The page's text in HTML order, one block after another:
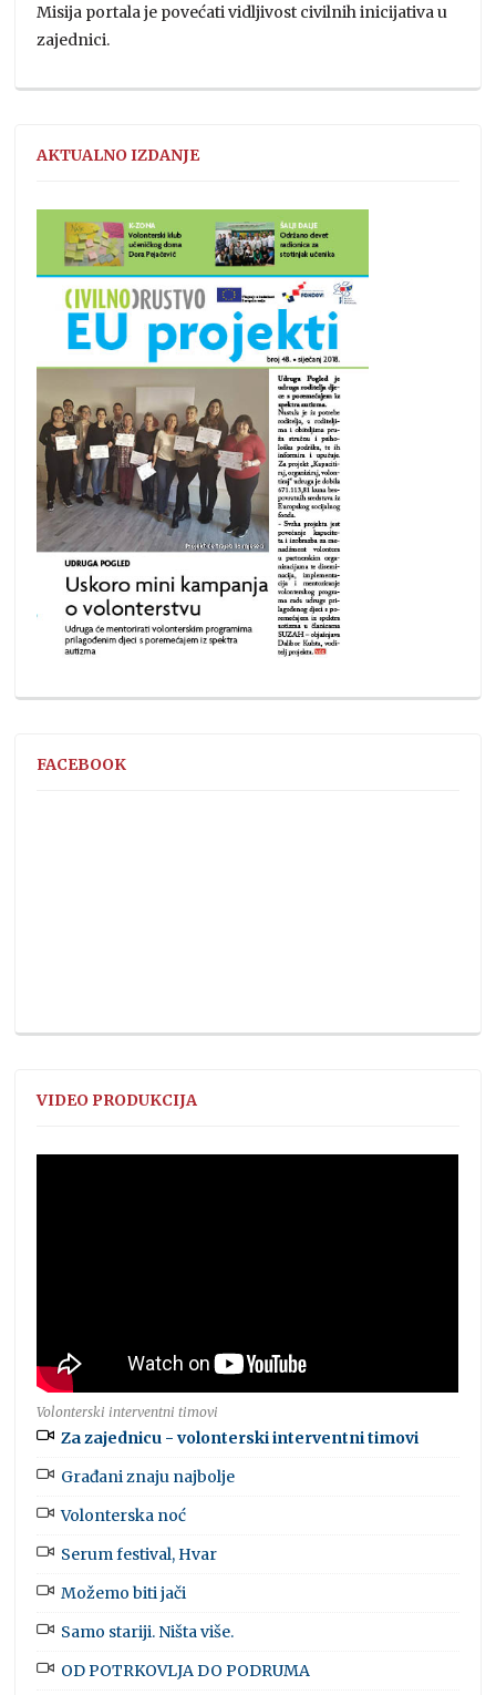
Misija portala je povećati vidljivost civilnih inicijativa u
zajednici.
AKTUALNO IZDANJE
FACEBOOK
VIDEO PRODUKCIJA
Volonterski interventni timovi
Za zajednicu - volonterski interventni timovi
Građani znaju najbolje
Volonterska noć
Serum festival, Hvar
Možemo biti jači
Samo stariji. Ništa više.
OD POTRKOVLJA DO PODRUMA